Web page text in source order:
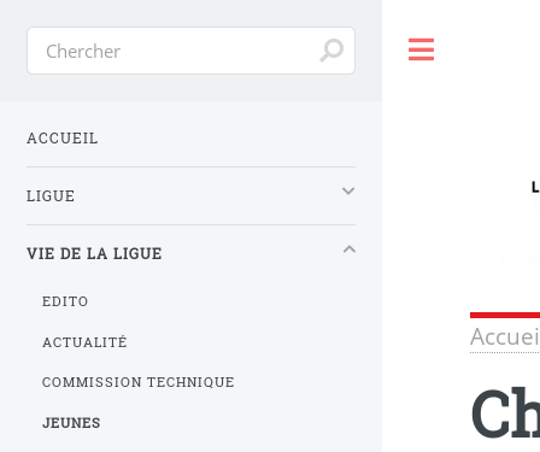
ACCUEIL
LIGUE
VIE DE LA LIGUE
EDITO
ACTUALITÉ
COMMISSION TECHNIQUE
JEUNES